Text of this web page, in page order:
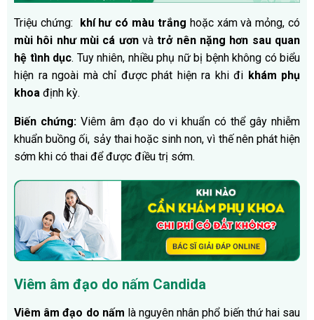
Triệu chứng: khí hư có màu trắng hoặc xám và mỏng, có
mùi hôi như mùi cá ươnvà trở nên nặng hơn sau quan
hệ tình dục. Tuy nhiên, nhiều phụ nữ bị bệnh không có biểu
hiện ra ngoài mà chỉ được phát hiện ra khi đi khám phụ
khoa định kỳ.
Biến chứng:Viêm âm đạo do vi khuẩn có thể gây nhiễm
khuẩn buồng ối, sảy thai hoặc sinh non, vì thế nên phát hiện
sớm khi có thai để được điều trị sớm.
Viêm âm đạo do nấm Candida
Viêm âm đạo do nấm là nguyên nhân phổ biến thứ hai sau